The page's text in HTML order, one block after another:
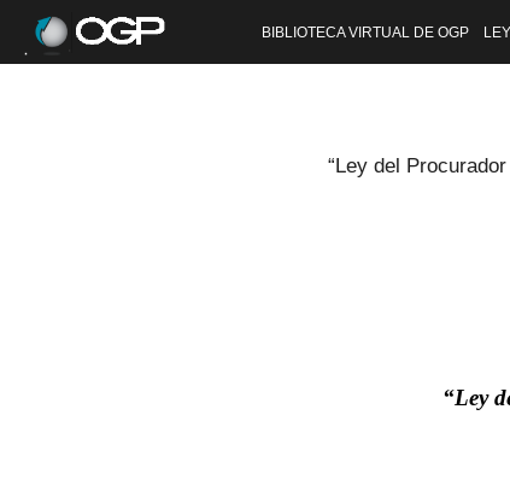
BIBLIOTECA VIRTUAL DE OGP
“Ley del
“Ley